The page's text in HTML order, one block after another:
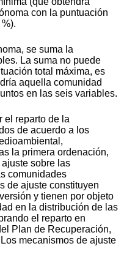
con la puntuación
se suma la
La suma no puede
total máxima, es
aquella comunidad
en las seis variables.
el reparto de la
de acuerdo a los
la primera ordenación,
sobre las
comunidades
de ajuste constituyen
y tienen por objeto
en la distribución de las
el reparto en
Plan de Recuperación,
mecanismos de ajuste